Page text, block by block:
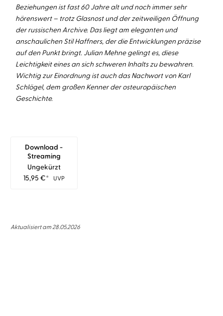
Beziehungen ist fast 60 Jahre alt und noch immer sehr
hörenswert – trotz Glasnost und der zeitweiligen Öffnung
der russischen Archive. Das liegt am eleganten und
anschaulichen Stil Haffners, der die Entwicklungen präzise
auf den Punkt bringt. Julian Mehne gelingt es, diese
Leichtigkeit eines an sich schweren Inhalts zu bewahren.
Wichtig zur Einordnung ist auch das Nachwort von Karl
Schlögel, dem großen Kenner der osteuropäischen
Geschichte.
Download -
Streaming
Ungekürzt
15,95 €* UVP
Aktualisiert am 28.05.2026